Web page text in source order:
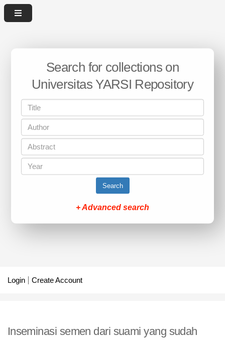
Search for collections on
Universitas YARSI Repository
Search
+ Advanced search
Login Create Account
Inseminasi semen dari suami yang sudah